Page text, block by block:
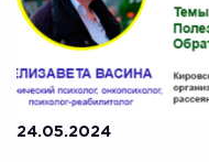
24.05.2024